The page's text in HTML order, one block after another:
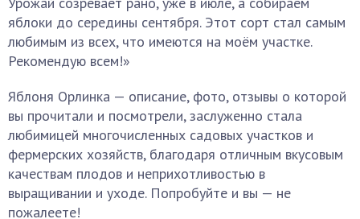
яблоки до середины сентября. Этот сорт стал самым
любимым из всех, что имеются на моём участке.
Рекомендую всем!»
Яблоня Орлинка — описание, фото, отзывы о которой
вы прочитали и посмотрели, заслуженно стала
любимицей многочисленных садовых участков и
фермерских хозяйств, благодаря отличным вкусовым
качествам плодов и неприхотливостью в
выращивании и уходе. Попробуйте и вы — не
пожалеете!